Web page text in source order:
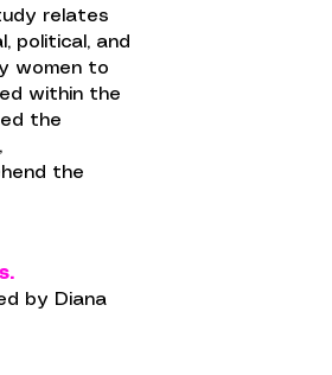
relates
political, and
women to
within the
the
the
by Diana